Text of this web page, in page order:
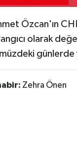
Özcan'ın
olarak
günlerde
Zehra Önen